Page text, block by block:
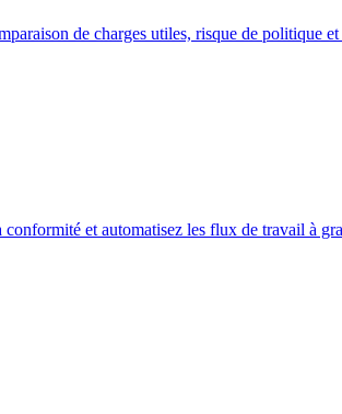
de charges utiles, risque de politique
et automatisez les flux de travail à